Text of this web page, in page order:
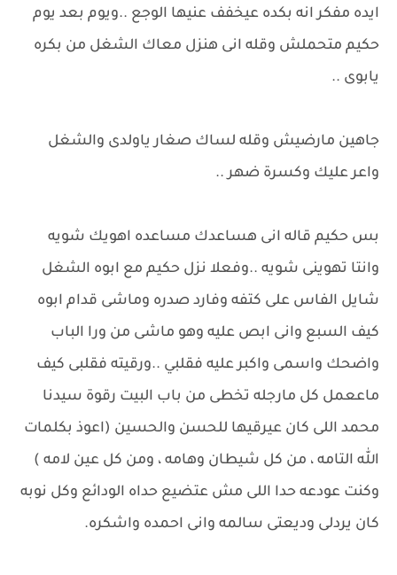
ايده مفكر انه بكده عيخفف عنيها الوجع ..ويوم بعد يوم
حكيم متحملش وقله انى هنزل معاك الشغل من بكره
يابوى ..
جاهين مارضيش وقله لساك صغار ياولدى والشغل
واعر عليك وكسرة ضهر ..
بس حكيم قاله انى هساعدك مساعده اهويك شويه
وانتا تهوينى شويه ..وفعلا نزل حكيم مع ابوه الشغل
شايل الفاس على كتفه وفارد صدره وماشى قدام ابوه
كيف السبع وانى ابص عليه وهو ماشى من ورا الباب
واضحك واسمى واكبر عليه فقلبي ..ورقيته فقلبى كيف
ماععمل كل مارجله تخطى من باب البيت رقوة سيدنا
محمد اللى كان عيرقيها للحسن والحسين (اعوذ بكلمات
الله التامه ، من كل شيطان وهامه ، ومن كل عين لامه )
وكنت عودعه حدا اللى مش عتضيع حداه الودائع وكل نوبه
كان يردلى وديعتى سالمه وانى احمده واشكره.